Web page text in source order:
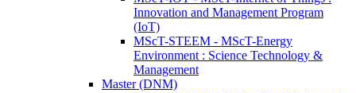
Innovation and Management Program
(IoT)
MScT-STEEM - MScT-Energy
Environment : Science Technology &
Management
Master (DNM)